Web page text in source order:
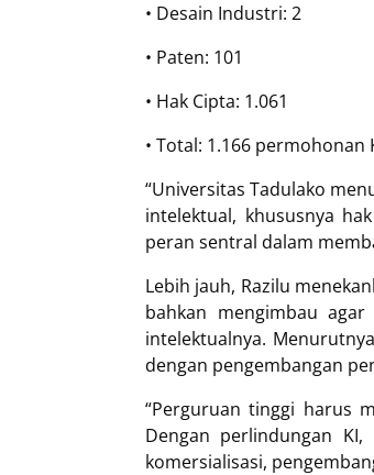
• Desain Industri: 2
• Paten: 101
• Hak Cipta: 1.061
• Total: 1.166 permohonan
“Universitas Tadulako
intelektual, khususnya
peran sentral dalam
Lebih jauh, Razilu
bahkan mengimbau
intelektualnya.
dengan pengembangan
“Perguruan tinggi harus
Dengan perlindungan
komersialisasi,